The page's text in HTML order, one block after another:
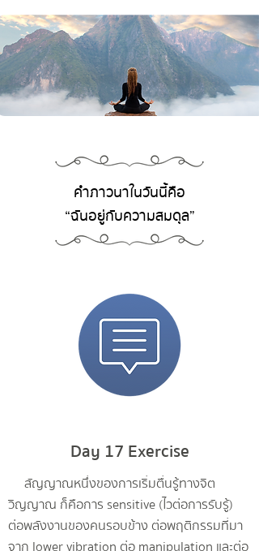
คำภาวนาในวันนี้คือ
“ฉันอยู่กับความสมดุล”
Day 17 Exercise
สัญญาณหนึ่งของการเริ่มตื่นรู้ทางจิต
วิญญาณ ก็คือการ sensitive (ไวต่อการรับรู้)
ต่อพลังงานของคนรอบข้าง ต่อพฤติกรรมที่มา